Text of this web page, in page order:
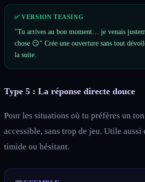
✅ VERSION TEASING
"Tu arrives au bon moment… je venais
chose 😏" Crée une ouverture sans tout
la suite.
Type 5 : La réponse directe douce
Pour les situations où tu préfères un
accessible, sans trop de jeu. Utile aussi
timide ou hésitant.